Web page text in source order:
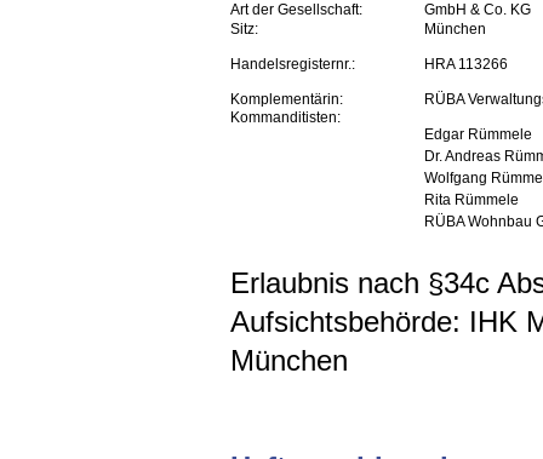
Art der Gesellschaft:
GmbH & Co. KG
Sitz:
München
Handelsregisternr.: HRA 113266
Komplementärin:
RÜBA
Kommanditisten:
Edgar Rümmele
Dr. Andreas
Wolfgang
Rita Rümmele
RÜBA Wohnbau
Erlaubnis nach §34c
Aufsichtsbehörde: IHK
München